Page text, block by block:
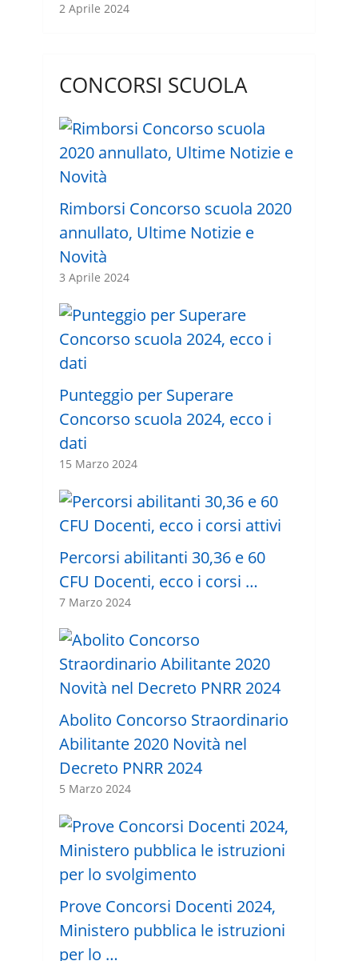
2 Aprile 2024
CONCORSI SCUOLA
Rimborsi Concorso scuola 2020
annullato, Ultime Notizie e
Novità
3 Aprile 2024
Punteggio per Superare
Concorso scuola 2024, ecco i
dati
15 Marzo 2024
Percorsi abilitanti 30,36 e 60
CFU Docenti, ecco i corsi …
7 Marzo 2024
Abolito Concorso Straordinario
Abilitante 2020 Novità nel
Decreto PNRR 2024
5 Marzo 2024
Prove Concorsi Docenti 2024,
Ministero pubblica le istruzioni
per lo …